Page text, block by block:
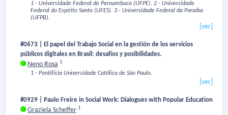
1 - Universidade Federal de Pernambuco (UFPE). 2 - Universidade
Federal do Espírito Santo (UFES). 3 - Universidade Federal da Paraíba
(UFPB).
[ver]
#0673 | El papel del Trabajo Social en la gestión de los servicios
públicos digitales en Brasil: desafíos y posibilidades.
Neno Rosa 1
1 - Pontifícia Universidade Católica de São Paulo.
[ver]
#0929 | Paulo Freire in Social Work: Dialogues with Popular Education
Graziela Scheffer 1